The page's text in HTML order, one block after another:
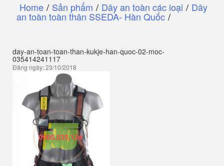
Home / Sản phẩm / Dây an toàn các loại / Dây
an toàn toàn thân SSEDA- Hàn Quốc /
day-an-toan-toan-than-kukje-han-quoc-02-moc-
035414241117
Đăng ngày: 23/10/2018